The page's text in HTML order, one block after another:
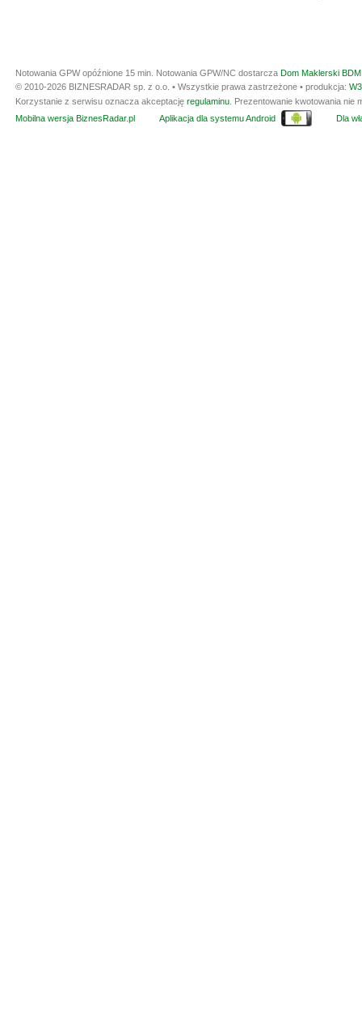
Notowania GPW opóźnione 15 min. Notowania GPW/NC dostarcza Dom Maklerski
© 2010-2026 BIZNESRADAR sp. z o.o. • Wszystkie prawa zastrzeżone • produkcja:
Korzystanie z serwisu oznacza akceptację regulaminu . Prezentowanie kwotowania
Mobilna wersja BiznesRadar.pl
Aplikacja dla systemu Android Dla